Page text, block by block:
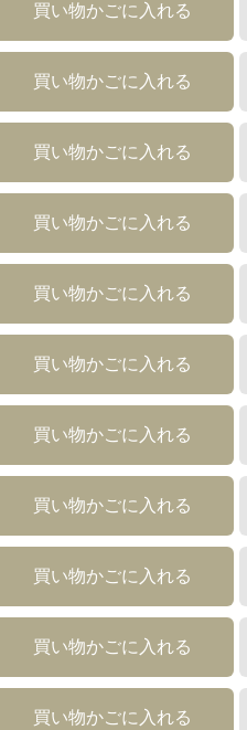
買い物かごに入れる
買い物かごに入れる
買い物かごに入れる
買い物かごに入れる
買い物かごに入れる
買い物かごに入れる
買い物かごに入れる
買い物かごに入れる
買い物かごに入れる
買い物かごに入れる
買い物かごに入れる